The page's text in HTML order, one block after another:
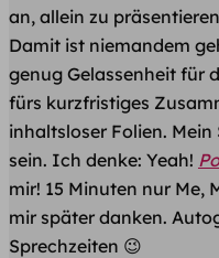
an, allein zu
Damit ist niemandem
genug Gelassenheit für
fürs kurzfristiges
inhaltsloser Folien.
sein. Ich denke: Yeah!
mir! 15 Minuten nur
mir später danken.
Sprechzeiten 😉